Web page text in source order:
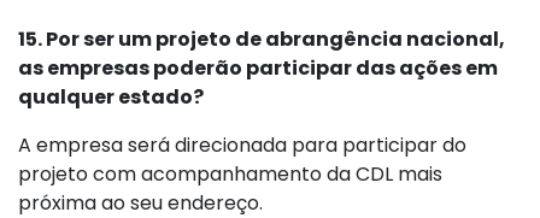
15. Por ser um projeto de abrangência nacional,
as empresas poderão participar das ações em
qualquer estado?
A empresa será direcionada para participar do
projeto com acompanhamento da CDL mais
próxima ao seu endereço.